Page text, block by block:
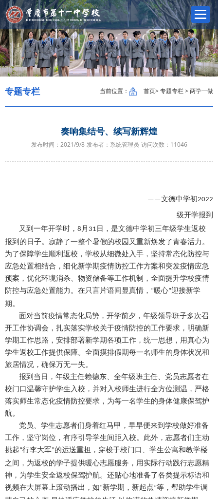
专题专栏 当前位置： 首页> 专题专栏 > 两学一做
奏响集结号、续写新辉煌
发布时间：2021/9/8 发布者：系统管理员 访问次数： 11046
——文德中学初2022
级开学报到
又到一年开学时，8 月 31 日，是文德中学初三年级学生返校
报到的日子。寂静了一整个暑假的校园又重新焕发了青春活力。
为了保障学生顺利返校，学校从细微处入手，坚持常态化防控与
应急处置相结合，细化新学期疫情防控工作方案和突发疫情应急
预案，优化环境消杀、物资储备等工作机制，全面提升学校疫情
防控与应急处置能力。在只言片语间显真情， “暖心”迎接新学
期。
面对当前疫情常态化局势，开学前夕，年级领导班子多次召
开工作协调会，扎实落实学校关于疫情防控的工作要求，明确新
学期工作思路，安排部署新学期各项工作，统一思想，用真心为
学生返校工作提供保障。全面摸排假期每一名师生的身体状况和
旅居情况，确保万无一失。
报到当日，年级主任赖德东、全年级班主任、党员志愿者在
校门口温馨守护学生入校，并对入校师生进行全方位测温，严格
落实师生常态化疫情防控要求，为每一名学生的身体健康保驾护
航。
党员、学生志愿者们身着红马甲，早早便来到学校做好准备
工作，坚守岗位，有序引导学生间距入校。此外，志愿者们主动
挑起“行李大军”的运送重担，穿梭于校门口、学生公寓和教学楼
之间，为返校的学子提供暖心志愿服务，用实际行动践行志愿精
神，为学生安全返校保驾护航。还贴心地准备了各类提示标语和
视频在大屏幕上滚动播出，如“新学期，新起点”等，帮助学生调